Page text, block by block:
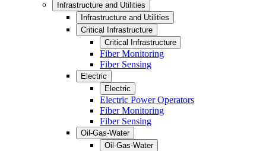
Infrastructure and Utilities
Infrastructure and Utilities
Critical Infrastructure
Critical Infrastructure
Fiber Monitoring
Fiber Sensing
Electric
Electric
Electric Power Operators
Fiber Monitoring
Fiber Sensing
Oil-Gas-Water
Oil-Gas-Water